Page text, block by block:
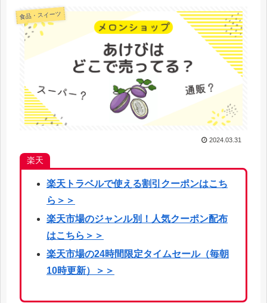
食品・スイーツ
2024.03.31
楽天
楽天トラベルで使える割引クーポンはこち
ら ＞＞
楽天市場のジャンル別！人気クーポン配布
はこちら＞＞
楽天市場の24時間限定タイムセール（毎朝
10時更新）＞＞